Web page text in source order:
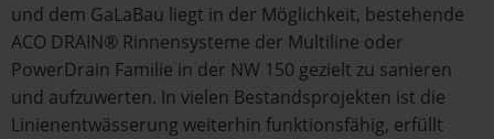
und dem GaLaBau liegt in der Möglichkeit, bestehende
ACO DRAIN® Rinnensysteme der Multiline oder
PowerDrain Familie in der NW 150 gezielt zu sanieren
und aufzuwerten. In vielen Bestandsprojekten ist die
Linienentwässerung weiterhin funktionsfähig, erfüllt